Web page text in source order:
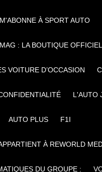
À SPORT AUTO
: LA BOUTIQUE
VOITURE D’OCCASION
L'AUTO
AUTO PLUS F1I
À REWORLD
DU GROUPE :